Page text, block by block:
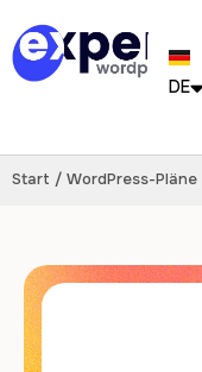
DE
Start / WordPress-Pläne